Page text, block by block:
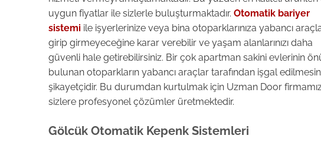
uygun fiyatlar ile sizlerle buluşturmaktadır. Otomatik bariyer
sistemi ile işyerlerinize veya bina otoparklarınıza yabancı
girip girmeyeceğine karar verebilir ve yaşam alanlarınızı daha
güvenli hale getirebilirsiniz. Bir çok apartman sakini evlerinin
bulunan otoparkların yabancı araçlar tarafından işgal
şikayetçidir. Bu durumdan kurtulmak için Uzman Door
sizlere profesyonel çözümler üretmektedir.
Gölcük Otomatik Kepenk Sistemleri